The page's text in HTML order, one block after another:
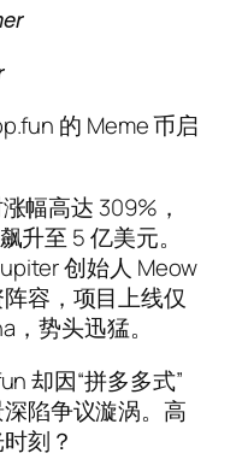
的 Meme 币启
幅高达 309%，
升至 5 亿美元。
创始人 Meow
容，项目上线仅
势头迅猛。
却因“拼多多式”
陷争议漩涡。高
刻？